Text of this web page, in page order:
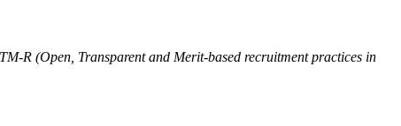
R (Open, Transparent and Merit-based recruitment practices in